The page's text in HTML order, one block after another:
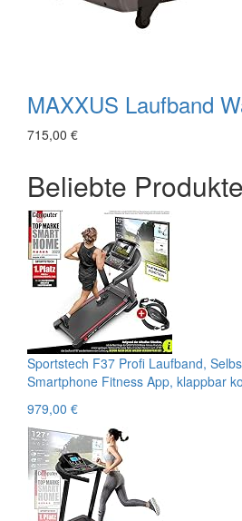
MAXXUS Laufband
715,00 €
Beliebte Produkte
Sportstech F37 Profi Laufband,
Smartphone Fitness App, klappbar
979,00 €